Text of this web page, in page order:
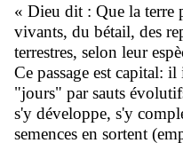
« Dieu dit : Que la terre
vivants, du bétail, des
terrestres, selon leur
Ce passage est capital:
"jours" par sauts
s'y développe, s'y
semences en sortent